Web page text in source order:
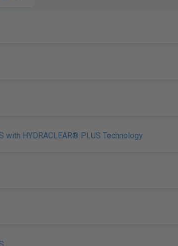
with HYDRACLEAR® PLUS Technology